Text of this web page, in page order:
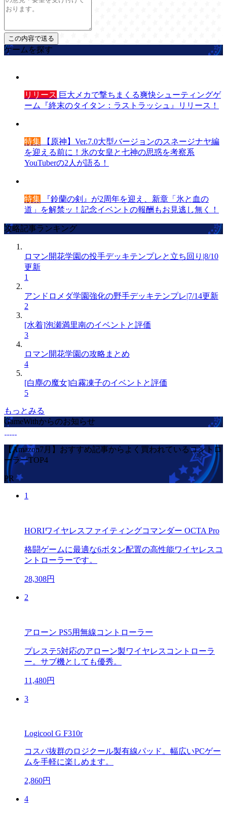
ゲームを探す
リリース 巨大メカで撃ちまくる爽快シューティングゲ
ーム『終末のタイタン：ラストラッシュ』リリース！
特集 【原神】Ver.7.0大型バージョンのスネージナヤ編
を迎える前に！氷の女皇と七神の思惑を考察系
YouTuberの2人が語る！
特集 『鈴蘭の剣』が2周年を迎え、新章「氷と血の
道」を解禁ッ！記念イベントの報酬もお見逃し無く！
攻略記事ランキング
ロマン開花学園の投手デッキテンプレと立ち回り|8/10
更新
1
アンドロメダ学園強化の野手デッキテンプレ|7/14更新
2
[水着]泡瀬満里南のイベントと評価
3
ロマン開花学園の攻略まとめ
4
[白塵の魔女]白霧凍子のイベントと評価
5
もっとみる
GameWithからのお知らせ
【Amazon7月】おすすめ記事からよく買われているコントロ
ーラーTOP4
PR
1
HORIワイヤレスファイティングコマンダー OCTA Pro
格闘ゲームに最適な6ボタン配置の高性能ワイヤレスコ
ントローラーです。
28,308円
2
アローン PS5用無線コントローラー
プレステ5対応のアローン製ワイヤレスコントローラ
ー。サブ機としても優秀。
11,480円
3
Logicool G F310r
コスパ抜群のロジクール製有線パッド。幅広いPCゲー
ムを手軽に楽しめます。
2,860円
4